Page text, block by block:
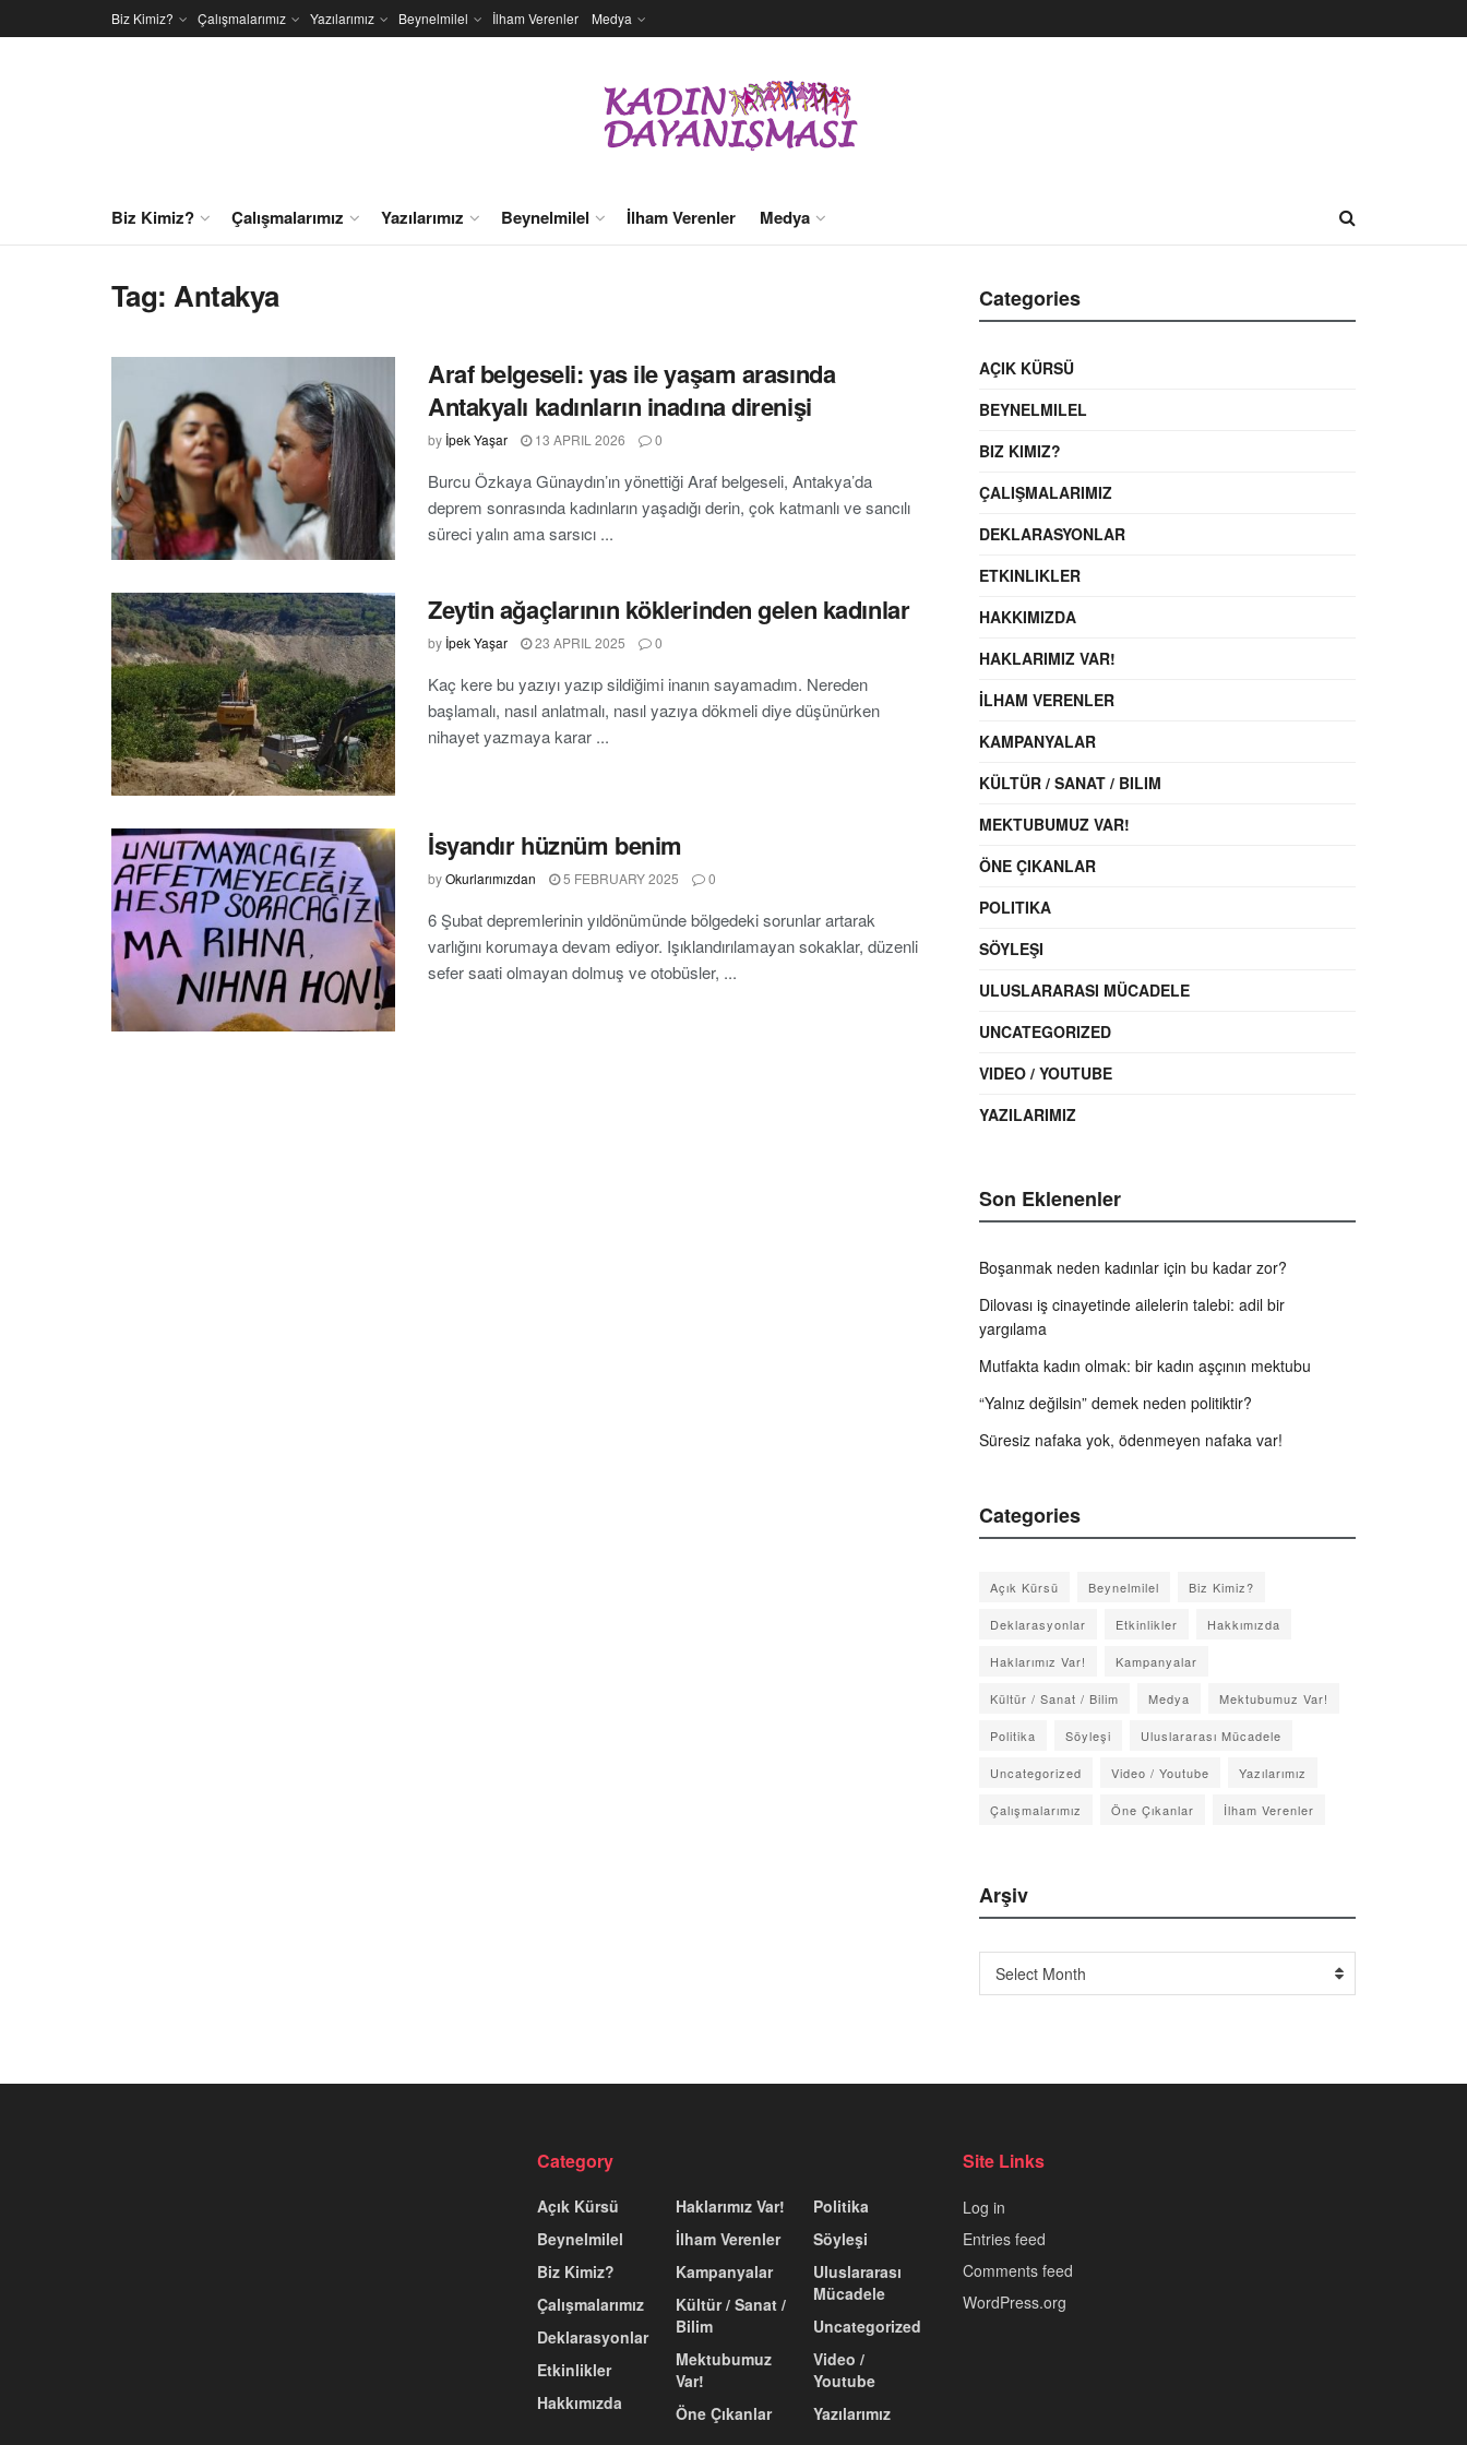
Biz Kimiz? Çalışmalarımız Yazılarımız Beynelmilel İlham Verenler Medya
Biz Kimiz? Çalışmalarımız Yazılarımız Beynelmilel İlham Verenler Medya
Tag:Antakya
Araf belgeseli: yas ile yaşam arasında
Antakyalı kadınların inadına direnişi
by İpek Yaşar 13 APRIL 2026 0
Burcu Özkaya Günaydın’ın yönettiği Araf belgeseli, Antakya’da
deprem sonrasında kadınların yaşadığı derin, çok katmanlı ve sancılı
süreci yalın ama sarsıcı ...
Zeytin ağaçlarının köklerinden gelen kadınlar
by İpek Yaşar 23 APRIL 2025 0
Kaç kere bu yazıyı yazıp sildiğimi inanın sayamadım. Nereden
başlamalı, nasıl anlatmalı, nasıl yazıya dökmeli diye düşünürken
nihayet yazmaya karar ...
İsyandır hüznüm benim
byOkurlarımızdan 5 FEBRUARY 2025 0
6 Şubat depremlerinin yıldönümünde bölgedeki sorunlar artarak
varlığını korumaya devam ediyor. Işıklandırılamayan sokaklar, düzenli
sefer saati olmayan dolmuş ve otobüsler, ...
Categories
AÇIK KÜRSÜ
BEYNELMILEL
BIZ KIMIZ?
ÇALIŞMALARIMIZ
DEKLARASYONLAR
ETKINLIKLER
HAKKIMIZDA
HAKLARIMIZ VAR!
İLHAM VERENLER
KAMPANYALAR
KÜLTÜR / SANAT / BILIM
MEKTUBUMUZ VAR!
ÖNE ÇIKANLAR
POLITIKA
SÖYLEŞI
ULUSLARARASI MÜCADELE
UNCATEGORIZED
VIDEO / YOUTUBE
YAZILARIMIZ
Son Eklenenler
Boşanmak neden kadınlar için bu kadar zor?
Dilovası iş cinayetinde ailelerin talebi: adil bir
yargılama
Mutfakta kadın olmak: bir kadın aşçının mektubu
“Yalnız değilsin” demek neden politiktir?
Süresiz nafaka yok, ödenmeyen nafaka var!
Categories
Açık Kürsü Beynelmilel Biz Kimiz?
Deklarasyonlar Etkinlikler Hakkımızda
Haklarımız Var! Kampanyalar
Kültür / Sanat / Bilim Medya Mektubumuz Var!
Politika Söyleşi Uluslararası Mücadele
Uncategorized Video / Youtube Yazılarımız
Çalışmalarımız Öne Çıkanlar İlham Verenler
Arşiv
ArşivSelect Month
Category
Açık Kürsü
Beynelmilel
Biz Kimiz?
Çalışmalarımız
Deklarasyonlar
Etkinlikler
Hakkımızda
Haklarımız Var!
İlham Verenler
Kampanyalar
Kültür / Sanat /
Bilim
Mektubumuz
Var!
Öne Çıkanlar
Politika
Söyleşi
Uluslararası
Mücadele
Uncategorized
Video /
Youtube
Yazılarımız
Site Links
Log in
Entries feed
Comments feed
WordPress.org